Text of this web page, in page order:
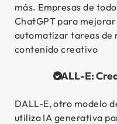
más. Empresas de
ChatGPT para
automatizar tareas de
contenido creativo
DALL-E:
DALL-E, otro modelo
utiliza IA generativa